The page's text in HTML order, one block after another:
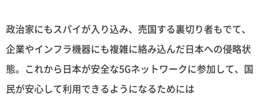
政治家にもスパイが入り込み、売国する裏切り者もでて、
企業やインフラ機器にも複雑に絡み込んだ日本への侵略状
態。これから日本が安全な5Gネットワークに参加して、国
民が安心して利用できるようになるためには